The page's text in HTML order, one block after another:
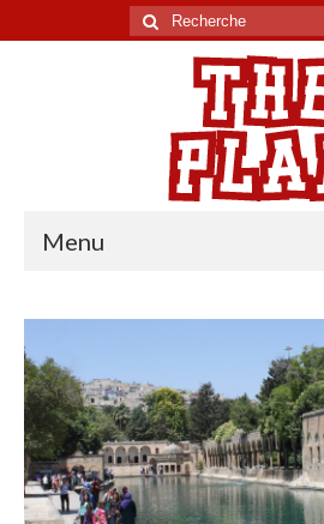
Rechercher
:
Menu
Pérou
Equateur
Colombie